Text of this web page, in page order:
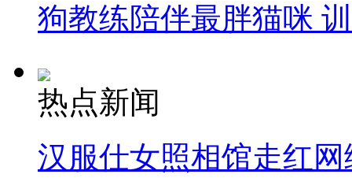
狗教练陪伴最胖猫咪
热点新闻
汉服仕女照相馆走红网